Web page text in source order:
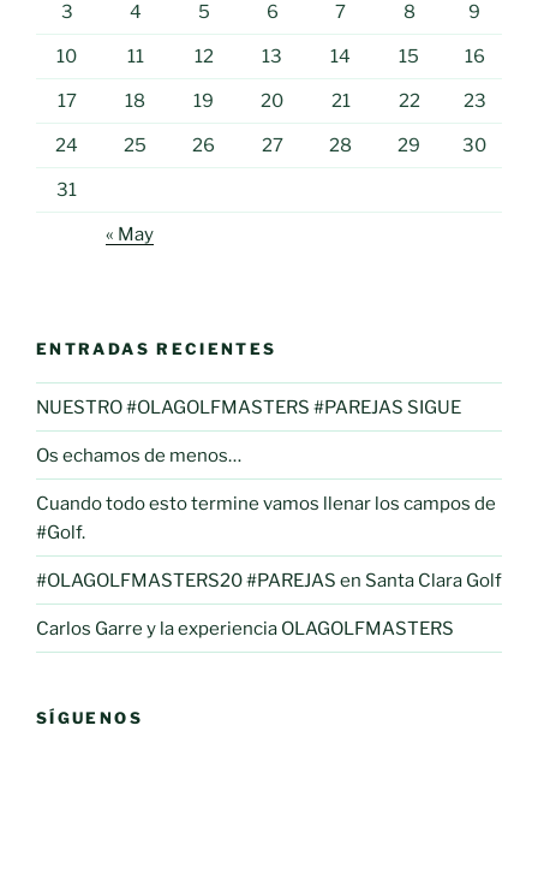
3 4 5 6 7 8 9
10 11 12 13 14 15 16
17 18 19 20 21 22 23
24 25 26 27 28 29 30
31
« May
ENTRADAS RECIENTES
NUESTRO #OLAGOLFMASTERS #PAREJAS SIGUE
Os echamos de menos…
Cuando todo esto termine vamos llenar los campos de
#Golf.
#OLAGOLFMASTERS20 #PAREJAS en Santa Clara Golf
Carlos Garre y la experiencia OLAGOLFMASTERS
SÍGUENOS